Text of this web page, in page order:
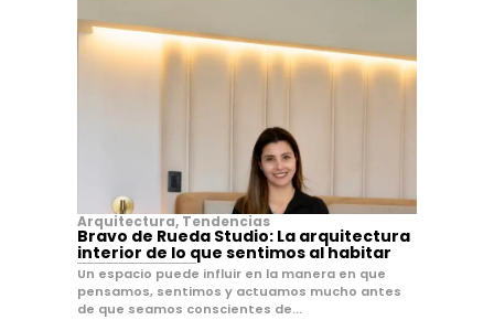
Arquitectura, Tendencias
Bravo de Rueda Studio: La arquitectura
interior de lo que sentimos al habitar
Un espacio puede influir en la manera en que
pensamos, sentimos y actuamos mucho antes
de que seamos conscientes de...